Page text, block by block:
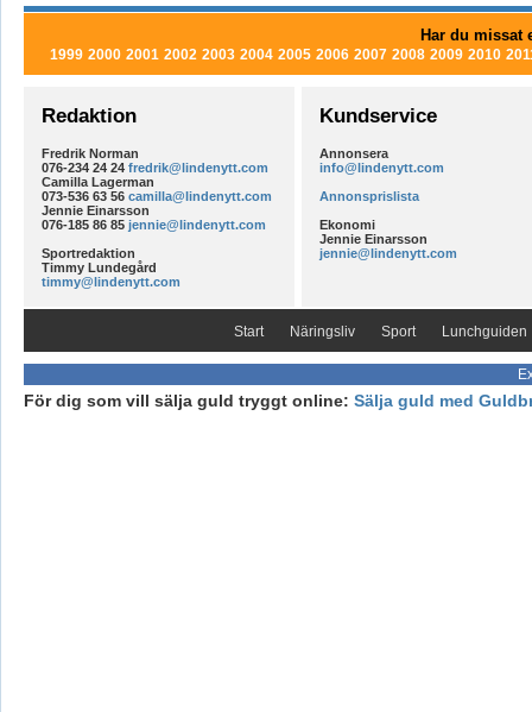
Har du missat
1999 2000 2001 2002 2003 2004 2005 2006 2007 2008 2009 2010
Redaktion
Fredrik Norman
076-234 24 24 fredrik@lindenytt.com
Camilla Lagerman
073-536 63 56 camilla@lindenytt.com
Jennie Einarsson
076-185 86 85 jennie@lindenytt.com
Sportredaktion
Timmy Lundegård
timmy@lindenytt.com
Kundservice
Annonsera
info@lindenytt.com
Annonsprislista
Ekonomi
Jennie Einarsson
jennie@lindenytt.com
Start Näringsliv Sport Lunchguiden
För dig som vill sälja guld tryggt online: Sälja guld med